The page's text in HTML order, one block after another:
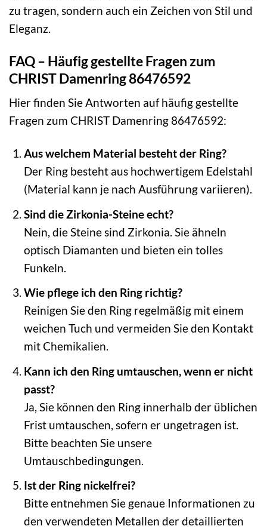
zu tragen, sondern auch ein Zeichen von Stil und
Eleganz.
FAQ – Häufig gestellte Fragen zum
CHRIST Damenring 86476592
Hier finden Sie Antworten auf häufig gestellte
Fragen zum CHRIST Damenring 86476592:
Aus welchem Material besteht der Ring?
Der Ring besteht aus hochwertigem Edelstahl
(Material kann je nach Ausführung variieren).
Sind die Zirkonia-Steine echt?
Nein, die Steine sind Zirkonia. Sie ähneln
optisch Diamanten und bieten ein tolles
Funkeln.
Wie pflege ich den Ring richtig?
Reinigen Sie den Ring regelmäßig mit einem
weichen Tuch und vermeiden Sie den Kontakt
mit Chemikalien.
Kann ich den Ring umtauschen, wenn er nicht
passt?
Ja, Sie können den Ring innerhalb der üblichen
Frist umtauschen, sofern er ungetragen ist.
Bitte beachten Sie unsere
Umtauschbedingungen.
Ist der Ring nickelfrei?
Bitte entnehmen Sie genaue Informationen zu
den verwendeten Metallen der detaillierten